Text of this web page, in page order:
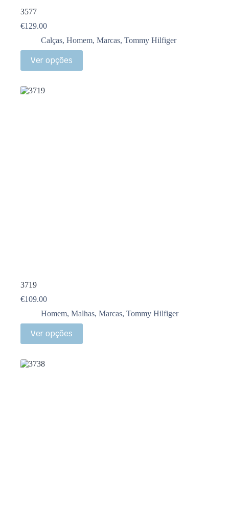
3577
€129.00
Calças, Homem, Marcas, Tommy Hilfiger
Ver opções
3719
€109.00
Homem, Malhas, Marcas, Tommy Hilfiger
Ver opções